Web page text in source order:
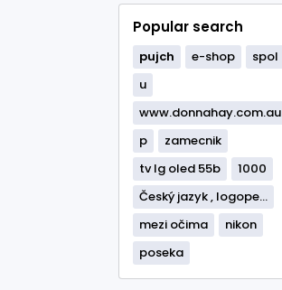
Popular search
pujch e-shop
spol
u
www.donnahay.com.au
p
zamecnik
tv lg oled 55b
1000
Český jazyk , logope...
mezi očima
nikon
poseka